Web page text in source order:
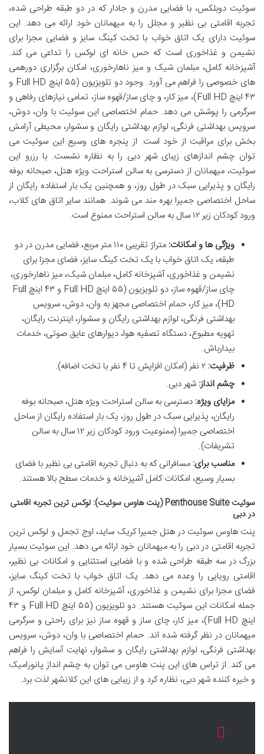
سوئیت دوبلکس، با فضایی مدرن و جادار که در دو طبقه طراحی شده،
تجربه اقامتی بی نظیر و مجلل را به میهمانان خود ارائه می دهد. این
سوئیت دارای یک اتاق خواب با تخت کینگ سایز و فضایی مجزا برای
نشیمن و غذاخوری است که حس خانه ای لوکس را تداعی می کند.
آشپزخانه کامل، مبلمان شیک و میز ناهارخوری، امکان برگزاری دورهمی
های خصوصی را فراهم می آورد. وجود دو تلویزیون (۵۵ اینچ Full HD و
۴۳ اینچ Full HD)، میز کار، و چای ساز/قهوه ساز، تمامی نیازهای رفاهی و
سرگرمی را پوشش می دهد. حمام اختصاصی این سوئیت با وان، دوش،
سرویس بهداشتی فرنگی، لوازم بهداشتی رایگان و سشوار، محیطی آرامش
بخش برای مراقبت از خود است. از پنجره های وسیع این سوئیت می
توان چشم اندازهای زیبای شهر دبی را به نظاره نشست. با رزرو این
سوئیت، میهمانان از دسترسی به سالن استراحت ویژه هتل، صبحانه بوفه
رایگان و پذیرایی سبک در طول روز، و همچنین یک بار استفاده رایگان از
ساحل اختصاصی جمیرا بهره مند می شوند. همانند سایر اتاق های کلاب،
ورود کودکان زیر ۱۲ سال به سالن استراحت ممنوع است.
ویژگی ها و امکانات:
متراژ تقریبی ۱۱۰ متر مربع، فضایی مدرن در دو
طبقه، یک اتاق خواب با یک تخت کینگ سایز، فضای مجزا برای
نشیمن و غذاخوری، آشپزخانه کامل، مبلمان شیک، میز ناهارخوری،
چای ساز/قهوه ساز، دو تلویزیون (۵۵ اینچ Full HD و ۴۳ اینچ Full
HD)، میز کار، حمام اختصاصی مجهز به وان، دوش، سرویس
بهداشتی فرنگی، لوازم بهداشتی رایگان و سشوار، اینترنت رایگان،
تهویه مطبوع، دستگاه تصفیه هوا، دیوارهای عایق صوتی، خدمات
بیدارباش.
ظرفیت:
چشم انداز: شهر دبی.
مزایای ویژه: دسترسی به سالن استراحت ویژه هتل، صبحانه بوفه
رایگان، پذیرایی سبک در طول روز، یک بار استفاده رایگان از ساحل
اختصاصی جمیرا (ممنوعیت ورود کودکان زیر ۱۲ سال به سالن
تشریفات).
مناسب برای: مسافرانی که به دنبال تجربه اقامتی بی نظیر با فضای
بسیار وسیع، امکانات کامل آشپزخانه و خدمات سطح بالا هستند.
سوئیت Penthouse Suite (پنت هاوس سوئیت): لوکس ترین تجربه اقامتی
در دبی
پنت هاوس سوئیت در هتل جمیرا کریک ساید، اوج تجمل و لوکس ترین
تجربه اقامتی در دبی را به میهمانان خود ارائه می دهد. این سوئیت بسیار
بزرگ در سه طبقه طراحی شده و با فضایی استثنایی و امکانات بی نظیر،
اقامتی رویایی را وعده می دهد. یک اتاق خواب با تخت کینگ سایز،
فضای مجزا برای نشیمن و غذاخوری، آشپزخانه کامل و مبلمان لوکس، از
جمله امکانات این سوئیت هستند. دو تلویزیون (۵۵ اینچ Full HD و ۴۳
اینچ Full HD)، میز کار، چای ساز و قهوه ساز نیز برای راحتی و سرگرمی
میهمانان در نظر گرفته شده اند. حمام اختصاصی با وان، دوش، سرویس
بهداشتی فرنگی، لوازم بهداشتی رایگان و سشوار، نهایت آسایش را فراهم
می کند. از تراس های این پنت هاوس می توان به چشم انداز پانورامیک
و خیره کننده شهر دبی، نظاره کرد و از زیبایی های این کلانشهر لذت برد.